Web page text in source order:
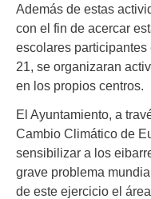
Además de estas
con el fin de acercar
escolares
21, se organizaran
en los propios centros.
El Ayuntamiento, a
Cambio Climático de
sensibilizar a los
grave problema
de este ejercicio el